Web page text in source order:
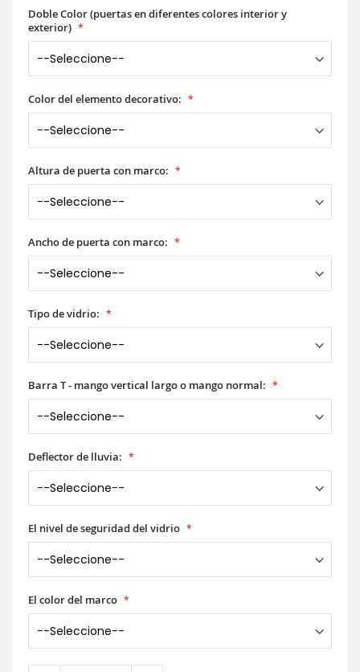
Doble Color (puertas en diferentes colores interior y
exterior)
Color del elemento decorativo:
Altura de puerta con marco:
Ancho de puerta con marco:
Tipo de vidrio:
Barra T - mango vertical largo o mango normal:
Deflector de lluvia:
El nivel de seguridad del vidrio
El color del marco